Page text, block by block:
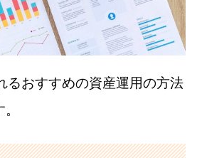
るおすすめの資産運用の方法